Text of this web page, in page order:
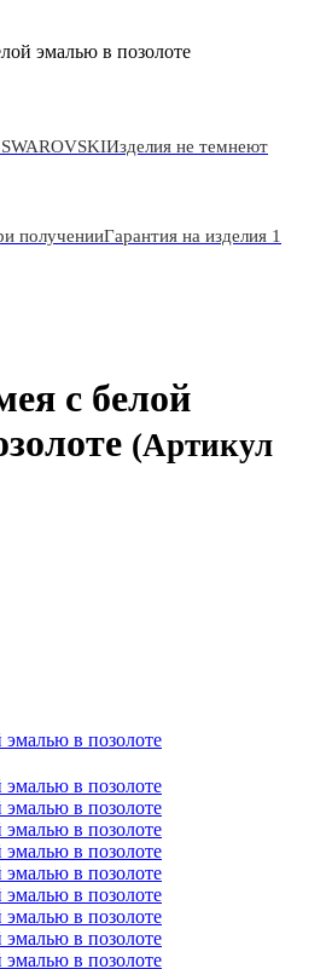
эмалью в позолоте
Изделия не темнеют
полученииГарантия на изделия 1
с белой
(Артикул